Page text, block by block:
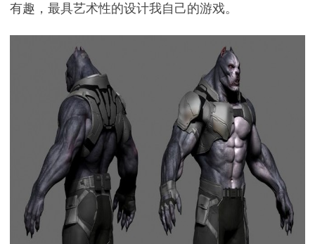
有趣，最具艺术性的设计我自己的游戏。